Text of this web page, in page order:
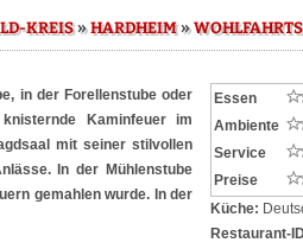
KREIS»HARDHEIM»
in der Forellenstube oder
Kaminfeuer im
mit seiner stilvollen
In der Mühlenstube
gemahlen wurde. In der
Essen
Ambiente
Service
Preise
Küche:
Restaurant-